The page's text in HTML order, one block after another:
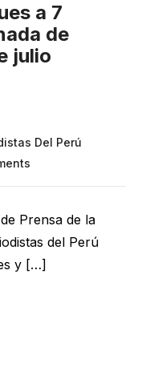
a 7
de
julio
Del Perú
Prensa de la
del Perú
y […]